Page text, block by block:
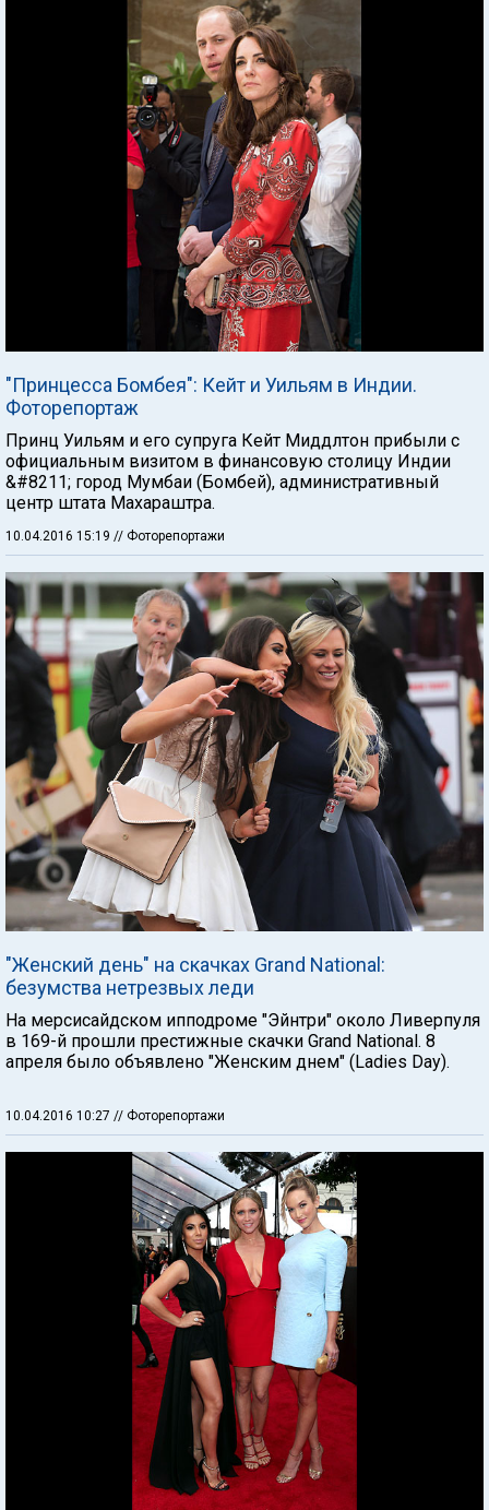
"Принцесса Бомбея": Кейт и Уильям в Индии.
Фоторепортаж
Принц Уильям и его супруга Кейт Миддлтон прибыли с
официальным визитом в финансовую столицу Индии
&#8211; город Мумбаи (Бомбей), административный
центр штата Махараштра.
10.04.2016 15:19 // Фоторепортажи
"Женский день" на скачках Grand National:
безумства нетрезвых леди
На мерсисайдском ипподроме "Эйнтри" около Ливерпуля
в 169-й прошли престижные скачки Grand National. 8
апреля было объявлено "Женским днем" (Ladies Day).
10.04.2016 10:27 // Фоторепортажи